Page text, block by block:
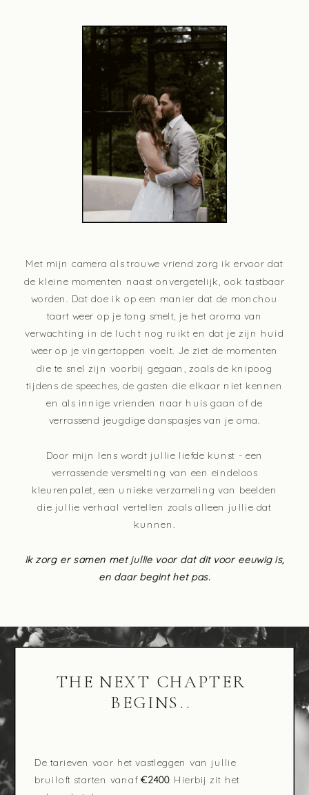
Met mijn camera als trouwe vriend zorg ik ervoor dat
de kleine momenten naast onvergetelijk, ook tastbaar
worden. Dat doe ik op een manier dat de monchou
taart weer op je tong smelt, je het aroma van
verwachting in de lucht nog ruikt en dat je zijn huid
weer op je vingertoppen voelt. Je ziet de momenten
die te snel zijn voorbij gegaan, zoals de knipoog
tijdens de speeches, de gasten die elkaar niet kennen
en als innige vrienden naar huis gaan of de
verrassend jeugdige danspasjes van je oma.
Door mijn lens wordt jullie liefde kunst - een
verrassende versmelting van een eindeloos
kleurenpalet, een unieke verzameling van beelden
die jullie verhaal vertellen zoals alleen jullie dat
kunnen.
Ik zorg er samen met jullie voor dat dit voor eeuwig is,
en daar begint het pas.
De tarieven voor het vastleggen van jullie
bruiloft starten vanaf€2400. Hierbij zit het
THE NEXT CHAPTER
BEGINS..